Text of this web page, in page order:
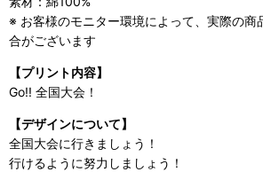
※ お客様のモニター環境によって、実際の商
合がございます
【プリント内容】
Go!! 全国大会！
【デザインについて】
全国大会に行きましょう！
行けるように努力しましょう！